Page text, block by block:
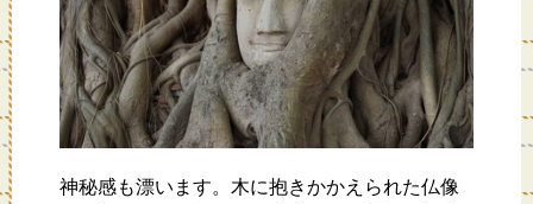
神秘感も漂います。木に抱きかかえられた仏像